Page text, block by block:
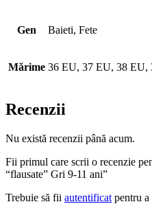
Gen Baieti, Fete
Mărime 36 EU, 37 EU, 38 EU,
Recenzii
Nu există recenzii până acum.
Fii primul care scrii o recenzie
“flausate” Gri 9-11 ani”
Trebuie să fii autentificat pentru